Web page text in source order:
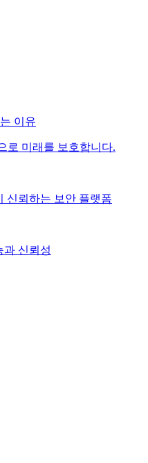
이유
로 미래를 보호합니다.
신뢰하는 보안 플랫폼
과 신뢰성